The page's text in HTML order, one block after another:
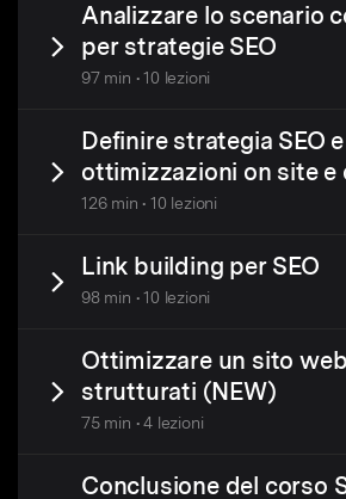
Analizzare lo scenario
per strategie SEO
97 min • 10 lezioni
Definire strategia SEO e
ottimizzazioni on site e
126 min • 10 lezioni
Link building per SEO
98 min • 10 lezioni
Ottimizzare un sito
strutturati (NEW)
75 min • 4 lezioni
Conclusione del corso